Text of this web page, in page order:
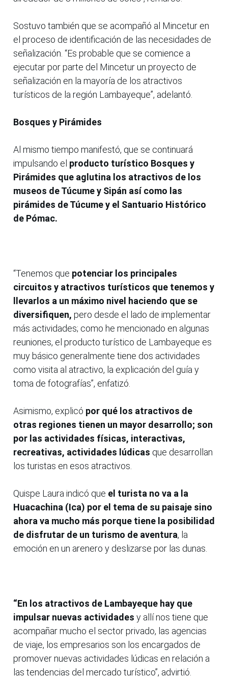
Sostuvo también que se acompañó al Mincetur en
el proceso de identificación de las necesidades de
señalización. “Es probable que se comience a
ejecutar por parte del Mincetur un proyecto de
señalización en la mayoría de los atractivos
turísticos de la región Lambayeque”, adelantó.
Bosques y Pirámides
Al mismo tiempo manifestó, que se continuará
impulsando el producto turístico Bosques y
Pirámides que aglutina los atractivos de los
museos de Túcume y Sipán así como las
pirámides de Túcume y el Santuario Histórico
de Pómac.
“Tenemos que potenciar los principales
circuitos y atractivos turísticos que tenemos y
llevarlos a un máximo nivel haciendo que se
diversifiquen, pero desde el lado de implementar
más actividades; como he mencionado en algunas
reuniones, el producto turístico de Lambayeque es
muy básico generalmente tiene dos actividades
como visita al atractivo, la explicación del guía y
toma de fotografías”, enfatizó.
Asimismo, explicó por qué los atractivos de
otras regiones tienen un mayor desarrollo; son
por las actividades físicas, interactivas,
recreativas, actividades lúdicas que desarrollan
los turistas en esos atractivos.
Quispe Laura indicó que el turista no va a la
Huacachina (Ica) por el tema de su paisaje sino
ahora va mucho más porque tiene la posibilidad
de disfrutar de un turismo de aventura, la
emoción en un arenero y deslizarse por las dunas.
“En los atractivos de Lambayeque hay que
impulsar nuevas actividades y allí nos tiene que
acompañar mucho el sector privado, las agencias
de viaje, los empresarios son los encargados de
promover nuevas actividades lúdicas en relación a
las tendencias del mercado turístico”, advirtió.